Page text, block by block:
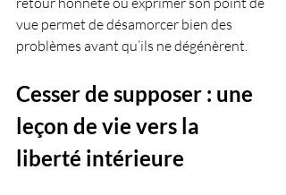
vue permet de désamorcer bien des
problèmes avant qu’ils ne dégénèrent.
Cesser de supposer : une
leçon de vie vers la
liberté intérieure